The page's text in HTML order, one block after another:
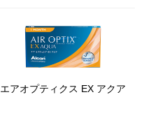
エアオプティクス EX アクア